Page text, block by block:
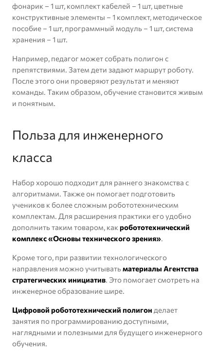
фонарик – 1 шт, комплект кабелей – 1 шт, цветные
конструктивные элементы – 1 комплект, методическое
пособие – 1 шт, программный модуль – 1 шт, система
хранения – 1 шт.
Например, педагог может собрать полигон с
препятствиями. Затем дети задают маршрут роботу.
После этого они проверяют результат и меняют
команды. Таким образом, обучение становится живым
и понятным.
Польза для инженерного
класса
Набор хорошо подходит для раннего знакомства с
алгоритмами. Также он помогает подготовить
учеников к более сложным робототехническим
комплектам. Для расширения практики его удобно
дополнить таким товаром, как робототехнический
комплекс «Основы технического зрения».
Кроме того, при развитии технологического
направления можно учитывать материалы Агентства
стратегических инициатив. Это помогает смотреть на
инженерное образование шире.
Цифровой робототехнический полигон делает
занятия по программированию доступными,
наглядными и полезными для будущего инженерного
обучения.